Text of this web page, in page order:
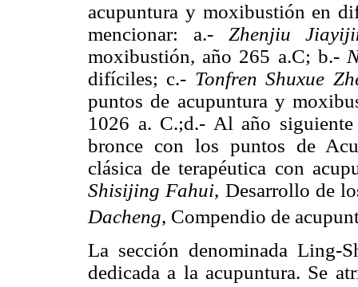
acupuntura y moxibustión en
mencionar: a.- Zhenjiu
moxibustión, año 265 a.C; b.-
difíciles; c.- Tonfren Shuxue
puntos de acupuntura y
1026 a. C.;d.- Al año
bronce con los puntos de
clásica de terapéutica con
Shisijing Fahui, Desarrollo de
Dacheng, Compendio de
La sección denominada Ling-
dedicada a la acupuntura. Se